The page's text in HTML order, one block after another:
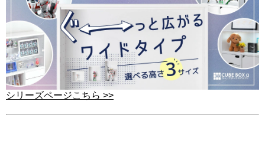
シリーズページこちら >>